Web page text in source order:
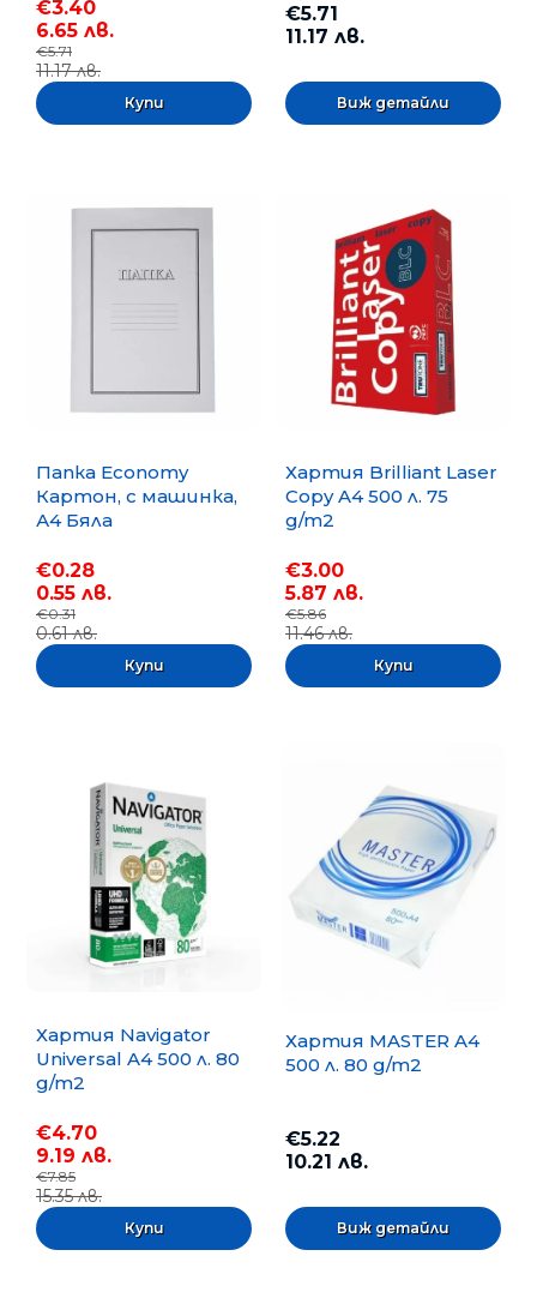
€3.40
6.65 лв.
€5.71
11.17 лв.
€5.71
11.17 лв.
Виж детайли
Папка Economy
Картон, с машинка,
А4 Бяла
€0.28
0.55 лв.
€0.31
0.61 лв.
Хартия Brilliant Laser
Copy A4 500 л. 75
g/m2
€3.00
5.87 лв.
€5.86
11.46 лв.
Хартия Navigator
Universal A4 500 л. 80
g/m2
€4.70
9.19 лв.
€7.85
15.35 лв.
Хартия MASTER A4
500 л. 80 g/m2
€5.22
10.21 лв.
Виж детайли